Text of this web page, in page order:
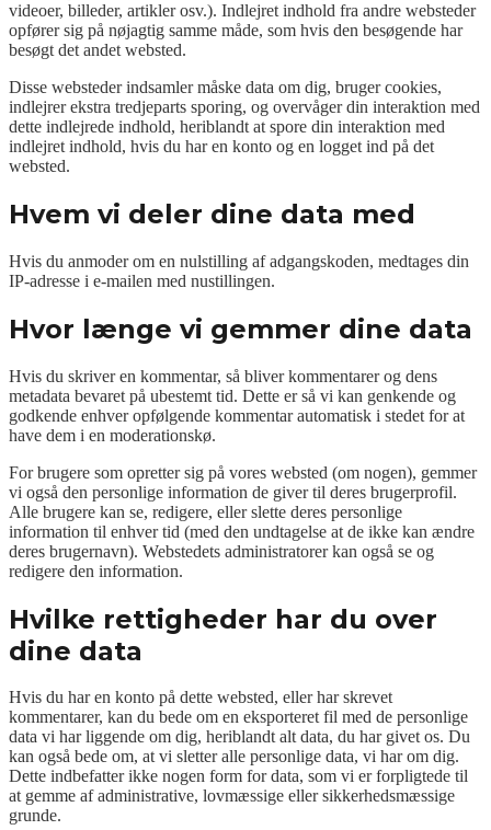
videoer, billeder, artikler osv.). Indlejret indhold fra andre websteder
opfører sig på nøjagtig samme måde, som hvis den besøgende har
besøgt det andet websted.
Disse websteder indsamler måske data om dig, bruger cookies,
indlejrer ekstra tredjeparts sporing, og overvåger din interaktion med
dette indlejrede indhold, heriblandt at spore din interaktion med
indlejret indhold, hvis du har en konto og en logget ind på det
websted.
Hvem vi deler dine data med
Hvis du anmoder om en nulstilling af adgangskoden, medtages din
IP-adresse i e-mailen med nustillingen.
Hvor længe vi gemmer dine data
Hvis du skriver en kommentar, så bliver kommentarer og dens
metadata bevaret på ubestemt tid. Dette er så vi kan genkende og
godkende enhver opfølgende kommentar automatisk i stedet for at
have dem i en moderationskø.
For brugere som opretter sig på vores websted (om nogen), gemmer
vi også den personlige information de giver til deres brugerprofil.
Alle brugere kan se, redigere, eller slette deres personlige
information til enhver tid (med den undtagelse at de ikke kan ændre
deres brugernavn). Webstedets administratorer kan også se og
redigere den information.
Hvilke rettigheder har du over
dine data
Hvis du har en konto på dette websted, eller har skrevet
kommentarer, kan du bede om en eksporteret fil med de personlige
data vi har liggende om dig, heriblandt alt data, du har givet os. Du
kan også bede om, at vi sletter alle personlige data, vi har om dig.
Dette indbefatter ikke nogen form for data, som vi er forpligtede til
at gemme af administrative, lovmæssige eller sikkerhedsmæssige
grunde.